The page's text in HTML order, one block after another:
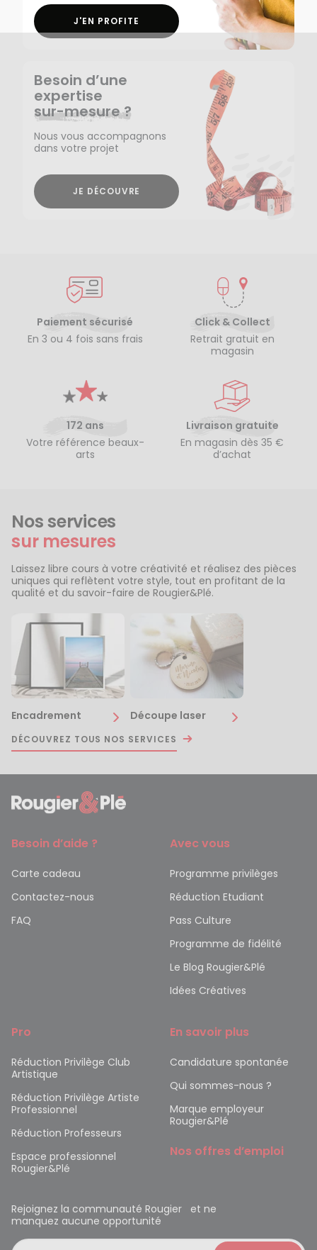
J'EN PROFITE
Besoin d’une
expertise
sur-mesure ?
Nous vous accompagnons
dans votre projet
JE DÉCOUVRE
Paiement sécurisé
En 3 ou 4 fois sans frais
Click & Collect
Retrait gratuit en
magasin
172 ans
Votre référence beaux-
arts
Livraison gratuite
En magasin dès 35 €
d’achat
Nos services
sur mesures
Laissez libre cours à votre créativité et réalisez des pièces
uniques qui reflètent votre style, tout en profitant de la
qualité et du savoir-faire de Rougier&Plé.
Encadrement Découpe laser
DÉCOUVREZ TOUS NOS SERVICES
Besoin d’aide ?
Carte cadeau
Contactez-nous
FAQ
Avec vous
Programme privilèges
Réduction Etudiant
Pass Culture
Programme de fidélité
Le Blog Rougier&Plé
Idées Créatives
Pro
Réduction Privilège Club
Artistique
Réduction Privilège Artiste
Professionnel
Réduction Professeurs
Espace professionnel
Rougier&Plé
En savoir plus
Candidature spontanée
Qui sommes-nous ?
Marque employeur
Rougier&Plé
Nos offres d’emploi
Rejoignez la communauté Rougier et ne
manquez aucune opportunité